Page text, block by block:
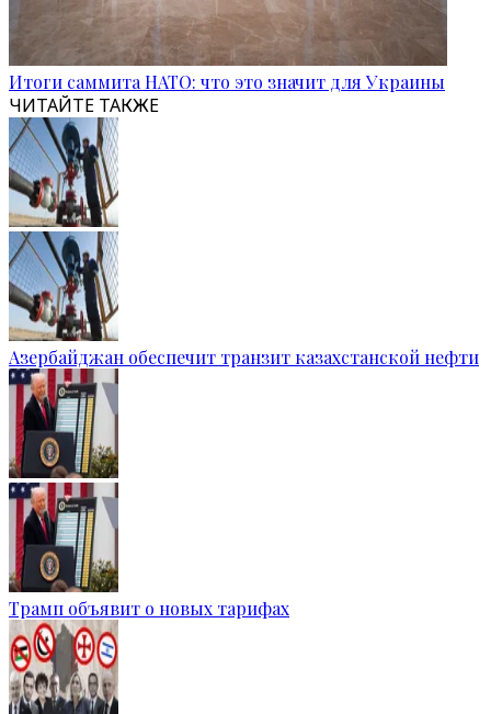
Итоги саммита НАТО: что это значит для Украины
ЧИТАЙТЕ ТАКЖЕ
Азербайджан обеспечит транзит казахстанской нефти
Трамп объявит о новых тарифах